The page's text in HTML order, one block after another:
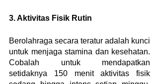
3. Aktivitas Fisik Rutin
Berolahraga secara teratur adalah kunci
untuk menjaga stamina dan kesehatan.
Cobalah untuk mendapatkan
setidaknya 150 menit aktivitas fisik